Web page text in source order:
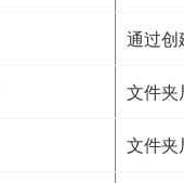
通过创
文件夹
文件夹